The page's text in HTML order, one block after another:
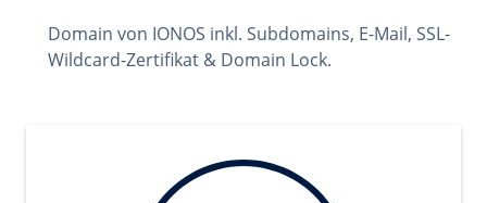
Domain von IONOS inkl. Subdomains, E-Mail, SSL-
Wildcard-Zertifikat & Domain Lock.